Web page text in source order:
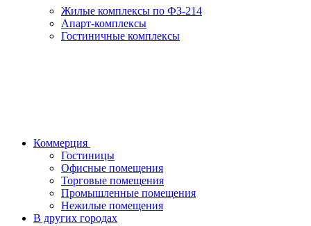
Жилые комплексы по ФЗ-214
Апарт-комплексы
Гостиничные комплексы
Коммерция
Гостиницы
Офисные помещения
Торговые помещения
Промышленные помещения
Нежилые помещения
В других городах